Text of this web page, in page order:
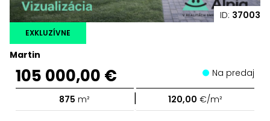
ID: 37003
Martin
EXKLUZÍVNE
105 000,00 € Na predaj
875 m² | 120,00 €/m²